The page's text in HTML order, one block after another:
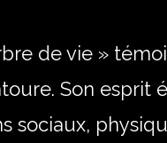
de vie »
Son esprit
sociaux,